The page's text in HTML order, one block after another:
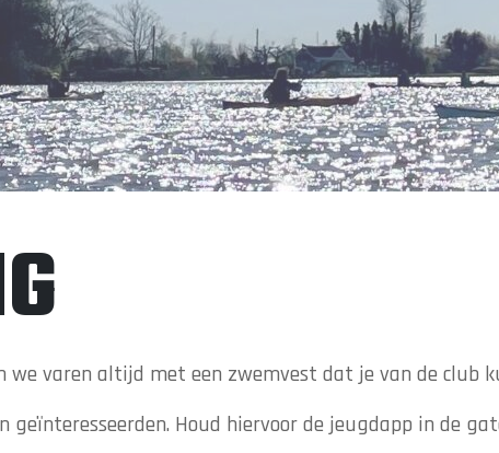
varen altijd met een zwemvest dat je van de club
Houd hiervoor de jeugdapp in de